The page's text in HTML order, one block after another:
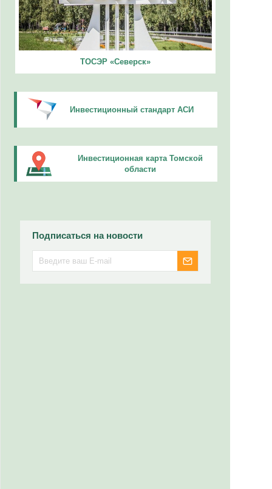
ТОСЭР «Северск»
Инвестиционный стандарт АСИ
Инвестиционная карта Томской
области
Подписаться на новости